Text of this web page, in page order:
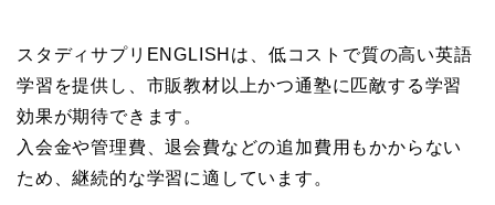
スタディサプリENGLISHは、低コストで質の高い英語
学習を提供し、市販教材以上かつ通塾に匹敵する学習
効果が期待できます。
入会金や管理費、退会費などの追加費用もかからない
ため、継続的な学習に適しています。